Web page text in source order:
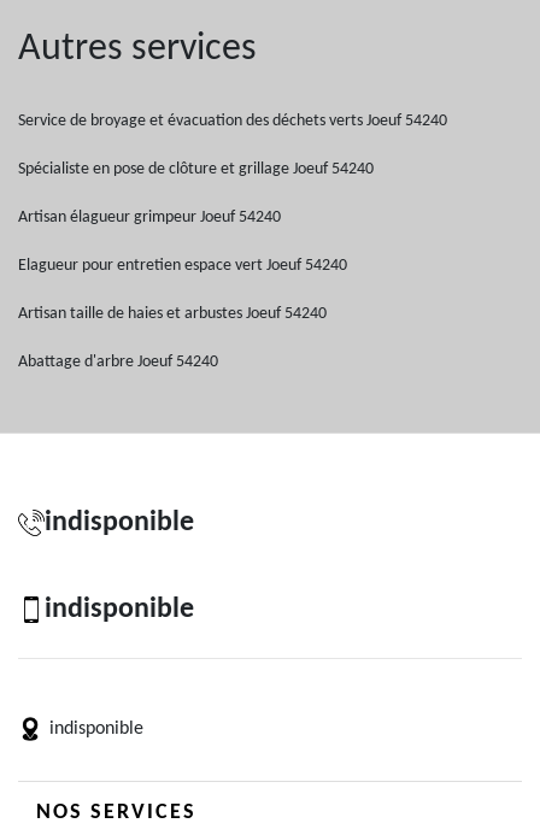
Autres services
Service de broyage et évacuation des déchets verts Joeuf 54240
Spécialiste en pose de clôture et grillage Joeuf 54240
Artisan élagueur grimpeur Joeuf 54240
Elagueur pour entretien espace vert Joeuf 54240
Artisan taille de haies et arbustes Joeuf 54240
Abattage d'arbre Joeuf 54240
indisponible
indisponible
indisponible
NOS SERVICES